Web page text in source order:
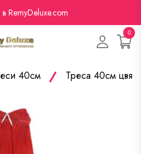
RemyDeluxe.com
0
40см Треса 40см цвят